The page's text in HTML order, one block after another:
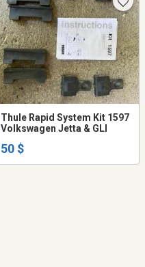
Thule Rapid System Kit 1597
Volkswagen Jetta & GLI
50 $